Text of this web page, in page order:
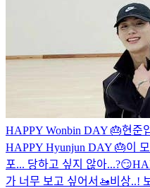
HAPPY Wonbin DAY 🎂현준
HAPPY Hyunjun DAY 🎂이
포... 당하고 싶지 않아...?😏
가 너무 보고 싶어서🚤비상..!